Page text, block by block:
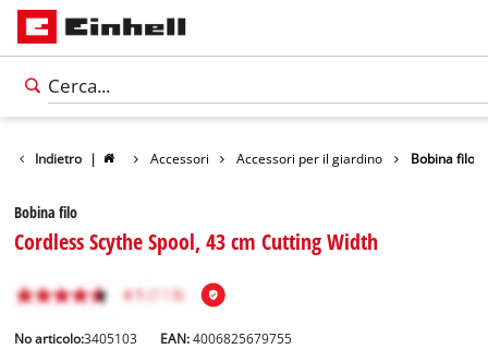
Indietro | Accessori Accessori per il giardino Bobina filo
Bobina filo
Cordless Scythe Spool, 43 cm Cutting Width
No articolo:3405103 EAN:4006825679755